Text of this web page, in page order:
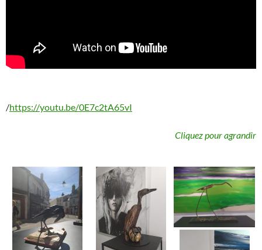
/https://youtu.be/0E7c2tA65vI
Cliquez pour agrandir